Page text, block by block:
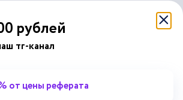
соц. сети
Последние статьи
рублей
тг-канал
от цены реферата